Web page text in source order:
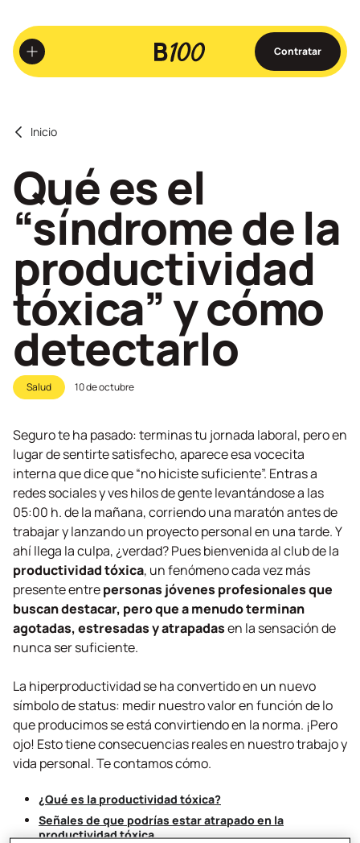
Ir
al
contenido
principal
Contratar
Inicio
Qué es el
“síndrome de la
productividad
tóxica” y cómo
detectarlo
Salud 10 de octubre
Seguro te ha pasado: terminas tu jornada laboral, pero en
lugar de sentirte satisfecho, aparece esa vocecita
interna que dice que “no hiciste suficiente”. Entras a
redes sociales y ves hilos de gente levantándose a las
05:00 h. de la mañana, corriendo una maratón antes de
trabajar y lanzando un proyecto personal en una tarde. Y
ahí llega la culpa, ¿verdad? Pues bienvenida al club de la
productividad tóxica, un fenómeno cada vez más
presente entrepersonas jóvenes profesionales que
buscan destacar, pero que a menudo terminan
agotadas, estresadas y atrapadasen la sensación de
nunca ser suficiente.
La hiperproductividad se ha convertido en un nuevo
símbolo destatus: medir nuestro valor en función de lo
que producimos se está convirtiendo en la norma. ¡Pero
ojo! Esto tiene consecuencias reales en nuestro trabajo y
vida personal. Te contamos cómo.
¿Qué es la productividad tóxica?
Señales de que podrías estar atrapado en la
productividad tóxica